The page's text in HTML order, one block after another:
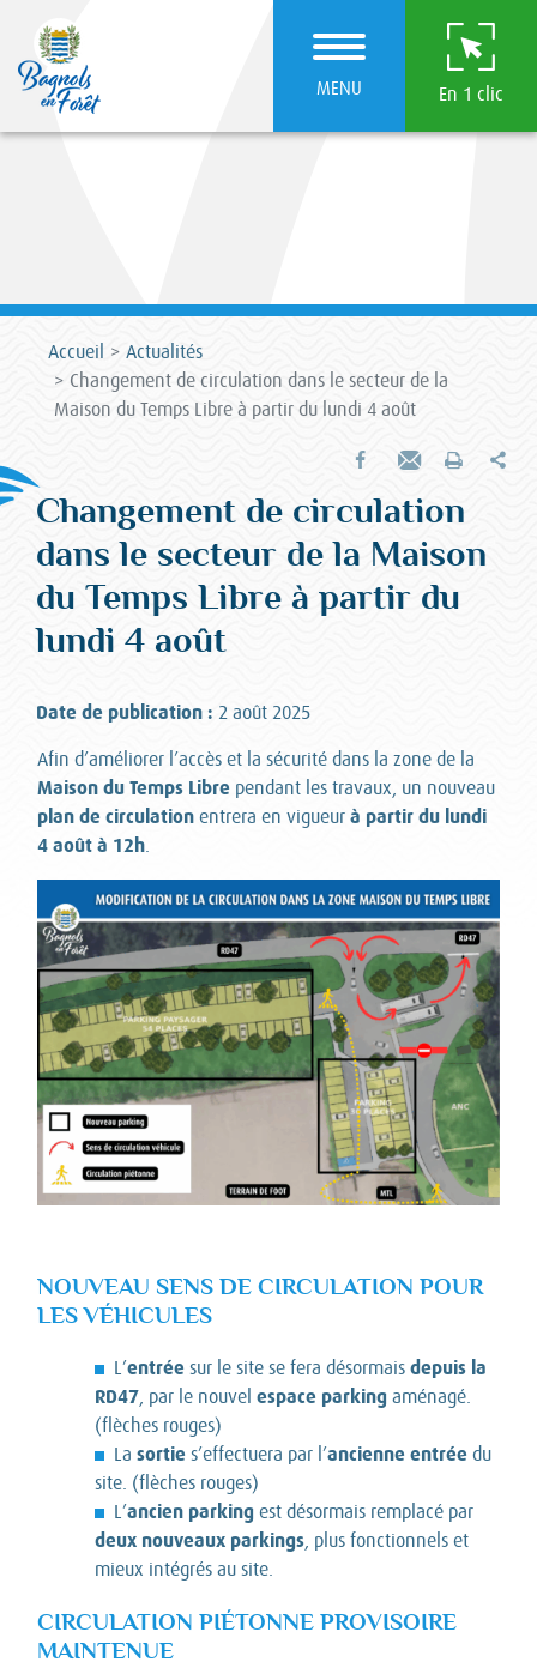
MENU En 1 clic
Accueil
Actualités
Changement de circulation dans le secteur de la
Maison du Temps Libre à partir du lundi 4 août
Partager sur Facebook
Envoyer par e-mail
Imprimer
Changement de circulation
dans le secteur de la Maison
du Temps Libre à partir du
lundi 4 août
Date de publication : 2 août 2025
Afin d’améliorer l’accès et la sécurité dans la zone de la
Maison du Temps Libre pendant les travaux, un nouveau
plan de circulation entrera en vigueur à partir du lundi
4 août à 12h
NOUVEAU SENS DE CIRCULATION POUR
LES VÉHICULES
L’entrée sur le site se fera désormais depuis la
RD47, par le nouvel espace parking aménagé.
(flèches rouges)
La sortie s’effectuera par l’ancienne entrée du
site. (flèches rouges)
L’ancien parking est désormais remplacé par
deux nouveaux parkings, plus fonctionnels et
mieux intégrés au site.
CIRCULATION PIÉTONNE PROVISOIRE
MAINTENUE